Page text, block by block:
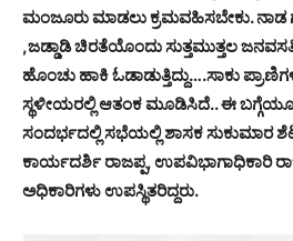
ಮಂಜೂರು ಮಾಡಲು ಕ್ರಮವಹಿಸಬೇಕು. ನಾಡ
,ಜಡ್ಡಾಡಿ ಚಿರತೆಯೊಂದು ಸುತ್ತಮುತ್ತಲ
ಹೊಂಚು ಹಾಕಿ ಓಡಾಡುತ್ತಿದ್ದು….ಸಾಕು
ಸ್ಥಳೀಯರಲ್ಲಿ ಆತಂಕ ಮೂಡಿಸಿದೆ.. ಈ
ಸಂದರ್ಭದಲ್ಲಿ ಸಭೆಯಲ್ಲಿ ಶಾಸಕ ಸುಕುಮಾರ
ಕಾರ್ಯದರ್ಶಿ ರಾಜಪ್ಪ, ಉಪವಿಭಾಗಾಧಿಕಾರಿ
ಅಧಿಕಾರಿಗಳು ಉಪಸ್ಥಿತರಿದ್ದರು.